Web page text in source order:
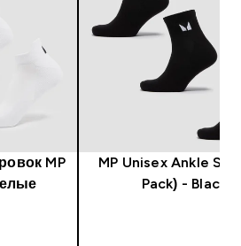
MP
MP Unisex Ankle
Pack) - Black